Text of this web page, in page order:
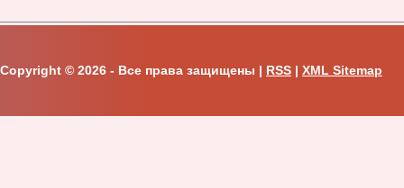
Copyright © 2026 - Все права защищены | RSS | XML Sitemap